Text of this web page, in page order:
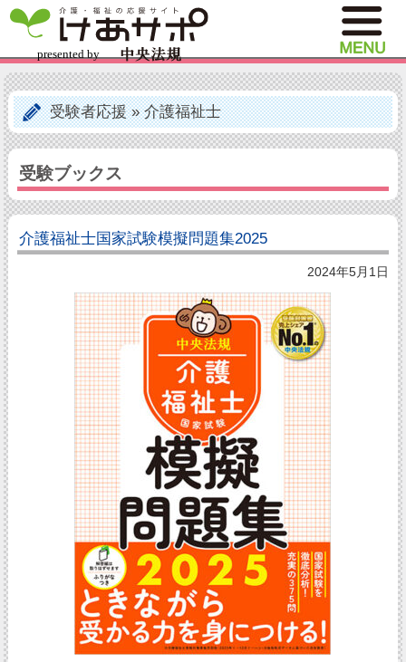
受験者応援»介護福祉士
受験ブックス
介護福祉士国家試験模擬問題集2025
2024年5月1日